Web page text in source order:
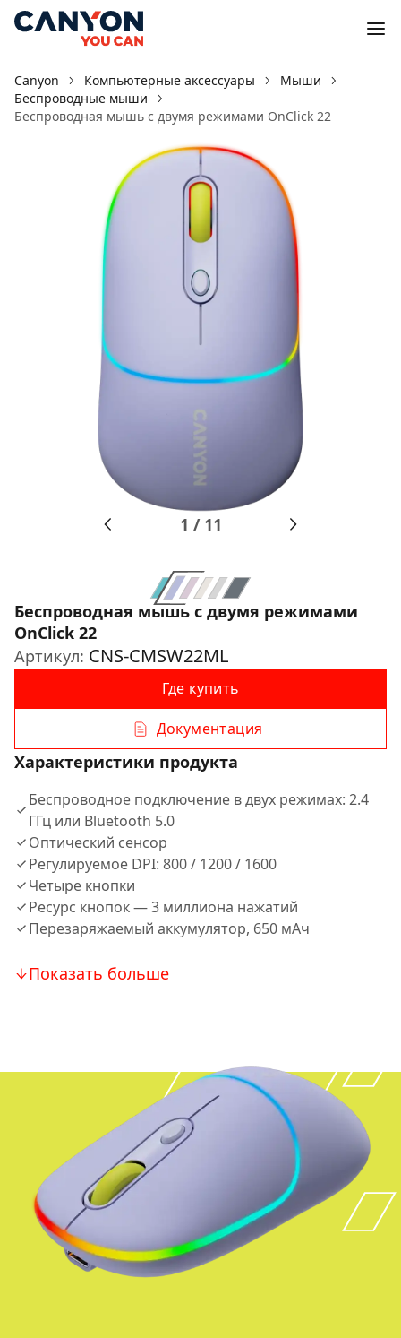
Canyon Компьютерные аксессуары
Мыши
Беспроводные мыши
Беспроводная мышь с двумя режимами OnClick 22
1 / 11
Беспроводная мышь с двумя режимами
OnClick 22
Артикул: CNS-CMSW22ML
Где купить
Документация
Характеристики продукта
Беспроводное подключение в двух режимах: 2.4
ГГц или Bluetooth 5.0
Оптический сенсор
Регулируемое DPI: 800 / 1200 / 1600
Четыре кнопки
Ресурс кнопок — 3 миллиона нажатий
Перезаряжаемый аккумулятор, 650 мАч
Показать больше